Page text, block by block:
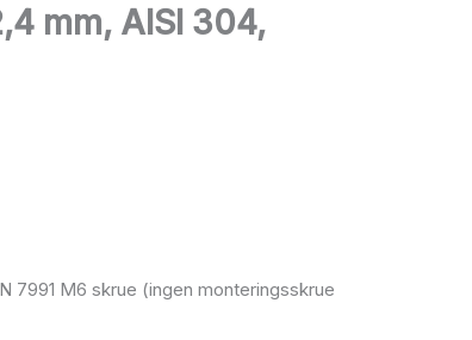
mm, AISI 304,
7991 M6 skrue (ingen monteringsskrue